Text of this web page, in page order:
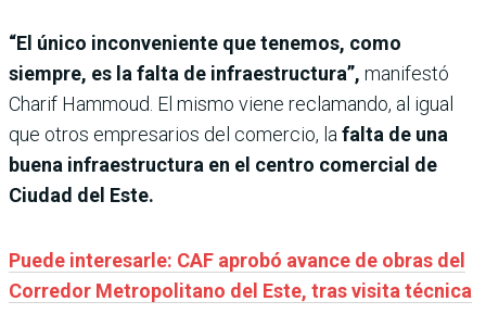
“El único inconveniente que tenemos, como
siempre, es la falta de infraestructura”, manifestó
Charif Hammoud. El mismo viene reclamando, al igual
que otros empresarios del comercio, la falta de una
buena infraestructura en el centro comercial de
Ciudad del Este.
Puede interesarle: CAF aprobó avance de obras del
Corredor Metropolitano del Este, tras visita técnica